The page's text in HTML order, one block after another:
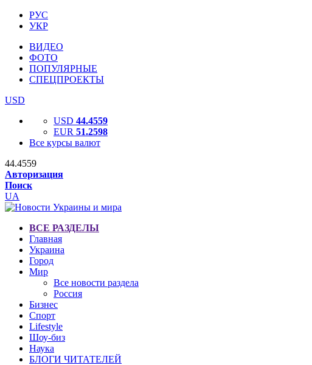
РУС
УКР
ВИДЕО
ФОТО
ПОПУЛЯРНЫЕ
СПЕЦПРОЕКТЫ
USD
USD 44.4559
EUR 51.2598
Все курсы валют
44.4559
Авторизация
Поиск
UA
ВСЕ РАЗДЕЛЫ
Главная
Украина
Город
Мир
Все новости раздела
Россия
Бизнес
Спорт
Lifestyle
Шоу-биз
Наука
БЛОГИ ЧИТАТЕЛЕЙ